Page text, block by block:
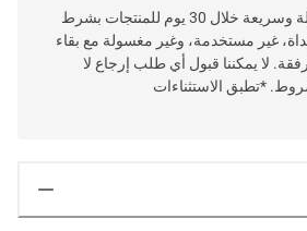
خدمة إرجاع سهلة وسريعة خلال 30 يوم للمنتجات بشرط
غير مستخدمة، وغير مغسولة مع بقاء
لا يمكننا قبول أي طلب إرجاع لا
*تطبق الاستثناءات